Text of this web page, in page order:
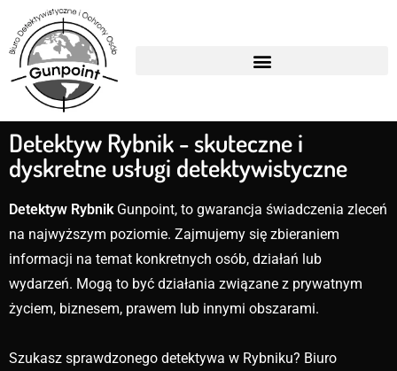
Detektyw Rybnik - skuteczne i
dyskretne usługi detektywistyczne
Detektyw Rybnik Gunpoint, to gwarancja świadczenia zleceń
na najwyższym poziomie. Zajmujemy się zbieraniem
informacji na temat konkretnych osób, działań lub
wydarzeń. Mogą to być działania związane z prywatnym
życiem, biznesem, prawem lub innymi obszarami.
Szukasz sprawdzonego detektywa w Rybniku? Biuro